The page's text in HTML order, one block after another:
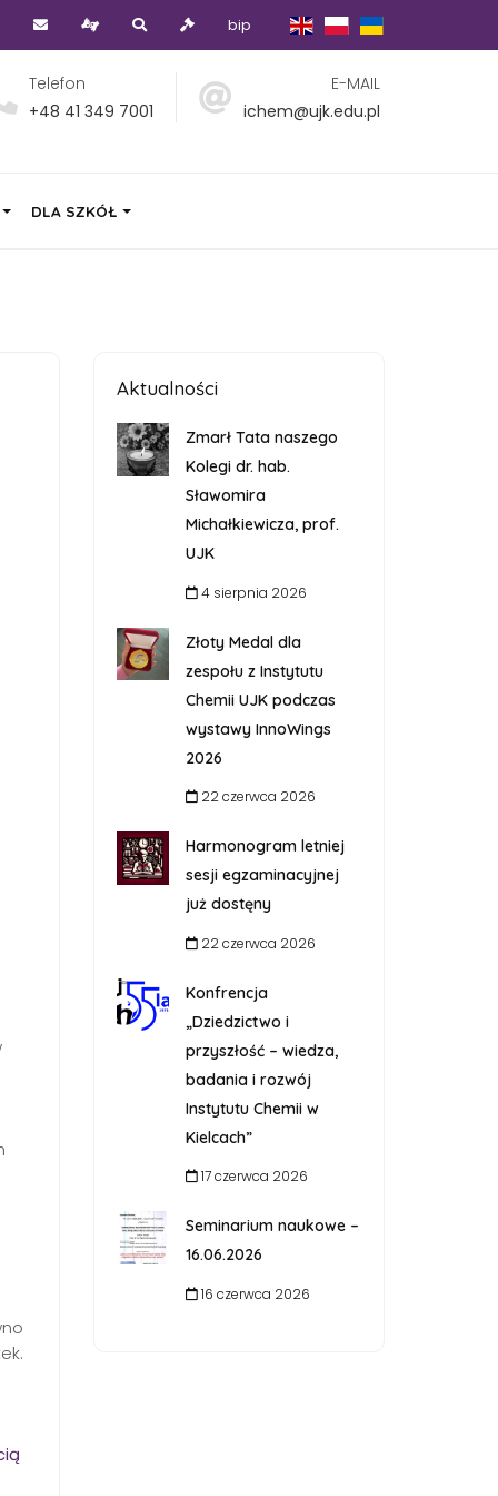
bip
Telefon
+48 41 349 7001
E-MAIL
ichem@ujk.edu.pl
DLA SZKÓŁ
Aktualności
Zmarł Tata naszego
Kolegi dr. hab.
Sławomira
Michałkiewicza, prof.
UJK
4 sierpnia 2026
Złoty Medal dla
zespołu z Instytutu
Chemii UJK podczas
wystawy InnoWings
2026
22 czerwca 2026
Harmonogram letniej
sesji egzaminacyjnej
już dostęny
22 czerwca 2026
Konfrencja
„Dziedzictwo i
przyszłość – wiedza,
badania i rozwój
Instytutu Chemii w
Kielcach”
17 czerwca 2026
Seminarium naukowe –
16.06.2026
16 czerwca 2026